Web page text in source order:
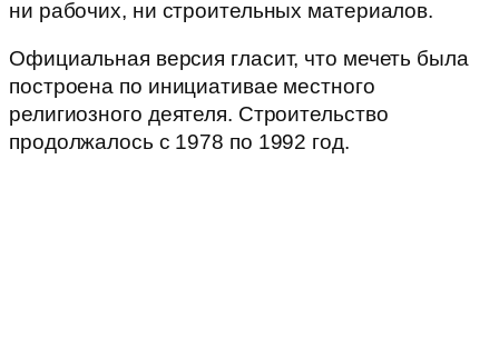
ни рабочих, ни строительных материалов.
Официальная версия гласит, что мечеть была
построена по инициативае местного
религиозного деятеля. Строительство
продолжалось с 1978 по 1992 год.